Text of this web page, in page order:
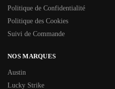
Politique de Confidentialité
Politique des Cookies
Suivi de Commande
NOS MARQUES
Austin
Lucky Strike